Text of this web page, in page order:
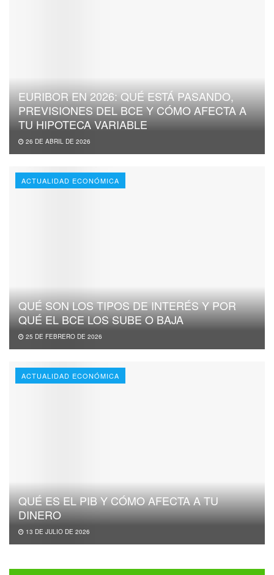
EURIBOR EN 2026: QUÉ ESTÁ PASANDO,
PREVISIONES DEL BCE Y CÓMO AFECTA A
TU HIPOTECA VARIABLE
26 DE ABRIL DE 2026
ACTUALIDAD ECONÓMICA
QUÉ SON LOS TIPOS DE INTERÉS Y POR
QUÉ EL BCE LOS SUBE O BAJA
25 DE FEBRERO DE 2026
ACTUALIDAD ECONÓMICA
QUÉ ES EL PIB Y CÓMO AFECTA A TU
DINERO
13 DE JULIO DE 2026